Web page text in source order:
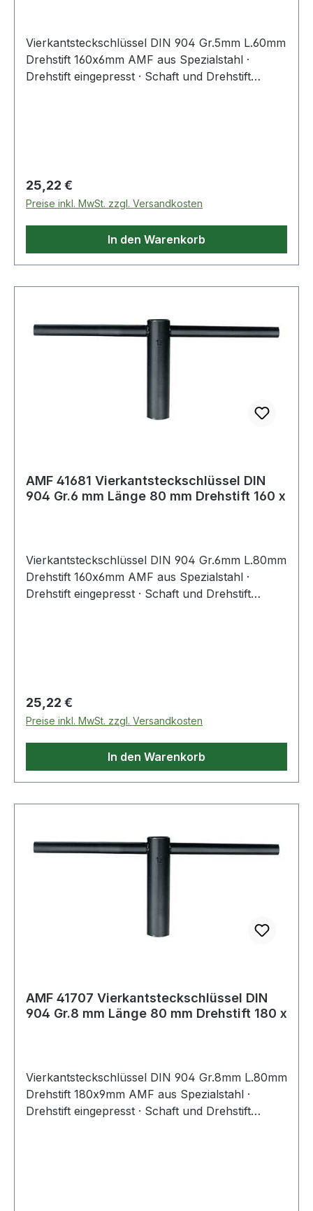
Vierkantsteckschlüssel DIN 904 Gr.5mm L.60mm
Drehstift 160x6mm AMF aus Spezialstahl ·
Drehstift eingepresst · Schaft und Drehstift
Regulärer Preis:
25,22 €
Preise inkl. MwSt. zzgl. Versandkosten
In den Warenkorb
AMF 41681 Vierkantsteckschlüssel DIN
904 Gr.6 mm Länge 80 mm Drehstift 160 x
Vierkantsteckschlüssel DIN 904 Gr.6mm L.80mm
Drehstift 160x6mm AMF aus Spezialstahl ·
Drehstift eingepresst · Schaft und Drehstift
Regulärer Preis:
25,22 €
Preise inkl. MwSt. zzgl. Versandkosten
In den Warenkorb
AMF 41707 Vierkantsteckschlüssel DIN
904 Gr.8 mm Länge 80 mm Drehstift 180 x
Vierkantsteckschlüssel DIN 904 Gr.8mm L.80mm
Drehstift 180x9mm AMF aus Spezialstahl ·
Drehstift eingepresst · Schaft und Drehstift